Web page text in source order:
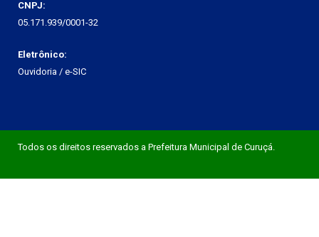
CNPJ:
05.171.939/0001-32
Eletrônico:
Ouvidoria / e-SIC
Todos os direitos reservados a Prefeitura Municipal de Curuçá.